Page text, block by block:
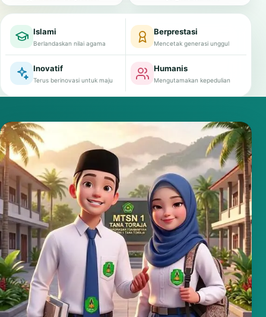
Islami
Berlandaskan nilai agama
Berprestasi
Mencetak generasi unggul
Inovatif
Terus berinovasi untuk maju
Humanis
Mengutamakan kepedulian